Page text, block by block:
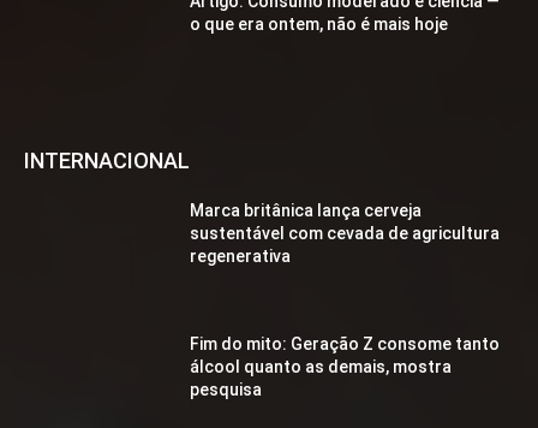
o que era ontem, não é mais hoje
INTERNACIONAL
Marca britânica lança cerveja
sustentável com cevada de agricultura
regenerativa
Fim do mito: Geração Z consome tanto
álcool quanto as demais, mostra
pesquisa